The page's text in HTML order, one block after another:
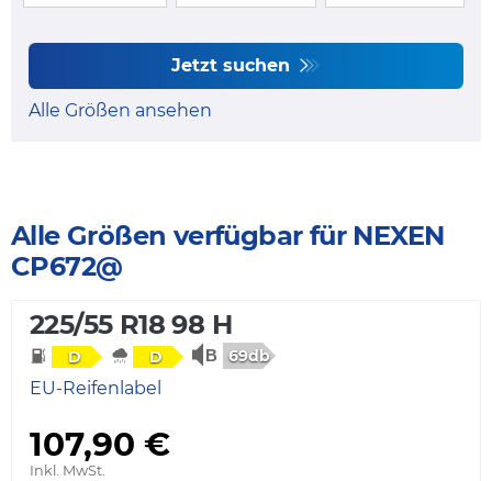
Jetzt suchen
Alle Größen ansehen
Alle Größen verfügbar für NEXEN
CP672@
225/55 R18 98 H
D D 69db
EU-Reifenlabel
107,90 €
Inkl. MwSt.